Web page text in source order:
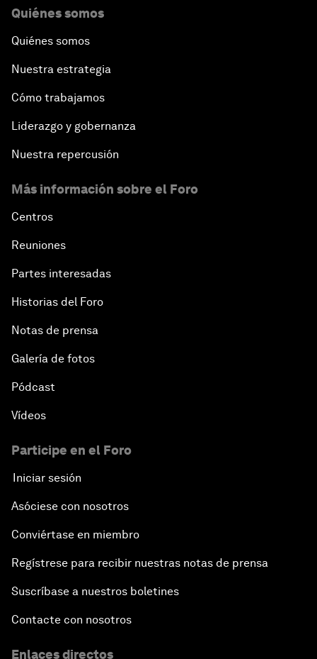
Quiénes somos
Quiénes somos
Nuestra estrategia
Cómo trabajamos
Liderazgo y gobernanza
Nuestra repercusión
Más información sobre el Foro
Centros
Reuniones
Partes interesadas
Historias del Foro
Notas de prensa
Galería de fotos
Pódcast
Vídeos
Participe en el Foro
Iniciar sesión
Asóciese con nosotros
Conviértase en miembro
Regístrese para recibir nuestras notas de prensa
Suscríbase a nuestros boletines
Contacte con nosotros
Enlaces directos